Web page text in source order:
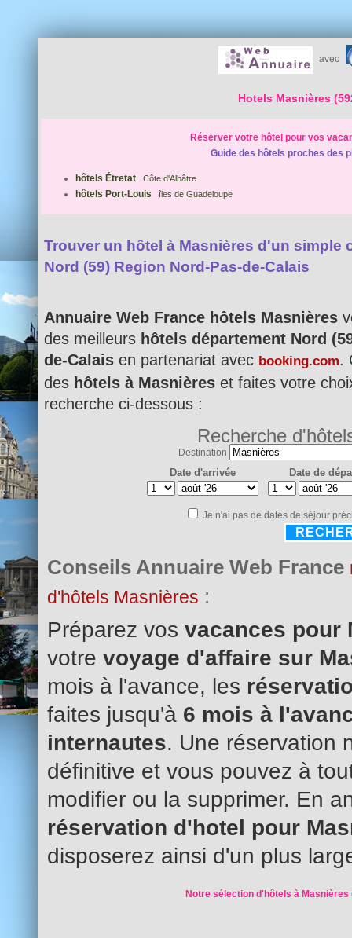
avec
Hotels Masnières
Réserver votre hôtel pour vos
Guide des hôtels proches des
hôtels Étretat Côte d'Albâtre
hôtels Port-Louis îles de Guadeloupe
Trouver un hôtel à Masnières d'un simple
Nord (59) Region Nord-Pas-de-Calais
Annuaire Web France hôtels Masnières
des meilleurs hôtels département Nord
de-Calais en partenariat avec booking.com.
des hôtels à Masnières et faites votre
recherche ci-dessous :
Recherche
Destination
Date d'arrivée Date de
Je n'ai pas de dates de séjour
Conseils Annuaire Web France
d'hôtels Masnières :
Préparez vos vacances pour
votre voyage d'affaire sur
mois à l'avance, les
faites jusqu'à 6 mois à
internautes. Une réservation
définitive et vous pouvez à
modifier ou la supprimer. En
réservation d'hotel pour
disposerez ainsi d'un plus
Notre sélection d'hôtels à Masnières